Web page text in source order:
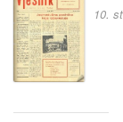
10.